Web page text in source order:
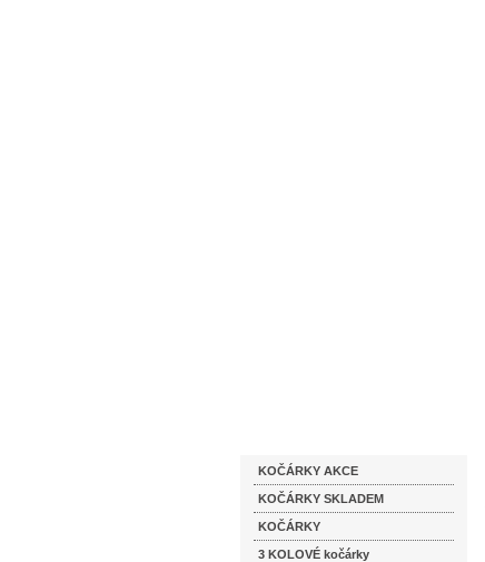
KOČÁRKY AKCE
KOČÁRKY SKLADEM
KOČÁRKY
3 KOLOVÉ kočárky